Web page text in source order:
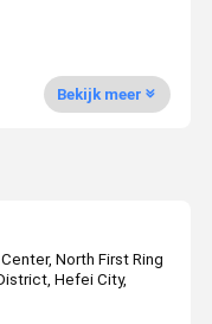
Bekijk meer
North First Ring
Hefei City,